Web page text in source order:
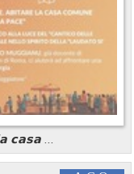
𝗰𝗮𝘀𝗮 ...